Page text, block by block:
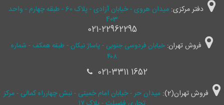
دفتر مرکزی:
میدان هروی - خیابان آزادی - پلاک 60 - طبقه چهارم - واحد
403
021-22962295
فروش تهران: خیابان فردوسی جنوبی - پاساژ نیکان - طبقه همکف - شماره
۴۰۸
021-3311 1652
فروش تهران(2):
میدان حر - خیابان امام خمینی - نبش چهارراه کمالی - مرکز